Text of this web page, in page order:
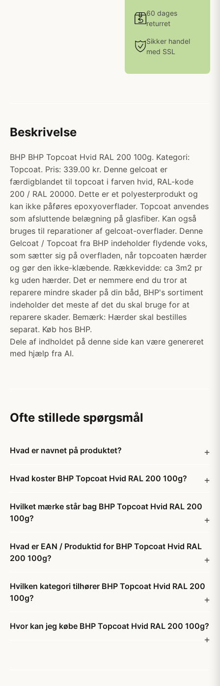
60 dages
returret
Sikker handel
med SSL
Beskrivelse
BHP BHP Topcoat Hvid RAL 200 100g. Kategori:
Topcoat. Pris: 339.00 kr. Denne gelcoat er
færdigblandet til topcoat i farven hvid, RAL-kode
200 / RAL 20000. Dette er et polyesterprodukt og
kan ikke påføres epoxyoverflader. Topcoat anvendes
som afsluttende belægning på glasfiber. Kan også
bruges til reparationer af gelcoat-overflader. Denne
Gelcoat / Topcoat fra BHP indeholder flydende voks,
som sætter sig på overfladen, når topcoaten hærder
og gør den ikke-klæbende. Rækkevidde: ca 3m2 pr
kg uden hærder. Det er nemmere end du tror at
reparere mindre skader på din båd, BHP's sortiment
indeholder det meste af det du skal bruge for at
reparere skader. Bemærk: Hærder skal bestilles
separat. Køb hos BHP.
Dele af indholdet på denne side kan være genereret
med hjælp fra AI.
Ofte stillede spørgsmål
Hvad er navnet på produktet?
Hvad koster BHP Topcoat Hvid RAL 200 100g?
Hvilket mærke står bag BHP Topcoat Hvid RAL 200
100g?
Hvad er EAN / Produktid for BHP Topcoat Hvid RAL
200 100g?
Hvilken kategori tilhører BHP Topcoat Hvid RAL 200
100g?
Hvor kan jeg købe BHP Topcoat Hvid RAL 200 100g?